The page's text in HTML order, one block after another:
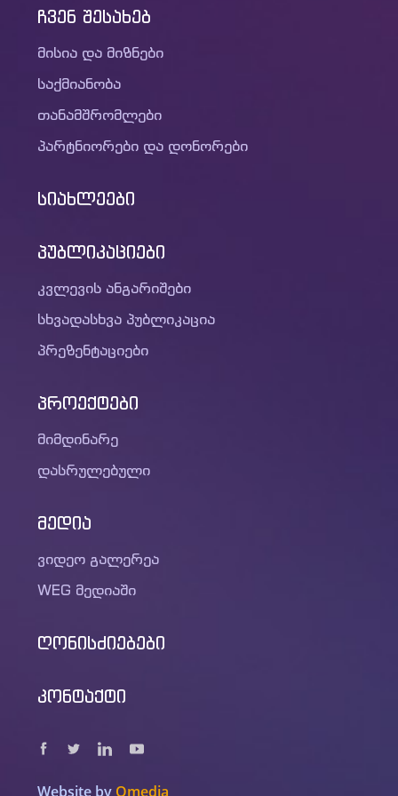
ჩვენ შესახებ
მისია და მიზნები
საქმიანობა
თანამშრომლები
პარტნიორები და დონორები
სიახლეები
პუბლიკაციები
კვლევის ანგარიშები
სხვადასხვა პუბლიკაცია
პრეზენტაციები
პროექტები
მიმდინარე
დასრულებული
მედია
ვიდეო გალერეა
WEG მედიაში
ღონისძიებები
კონტაქტი
Website by Omedia